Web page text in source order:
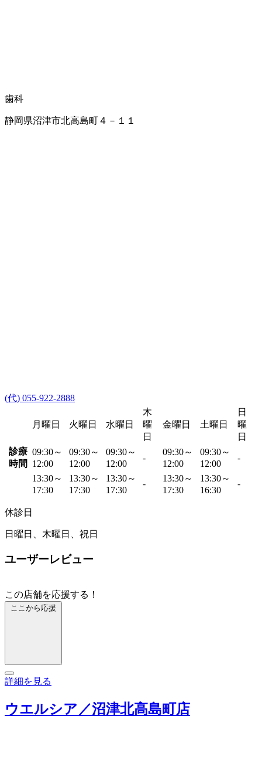
歯科
静岡県沼津市北高島町４－１１
(代) 055-922-2888
月曜日 火曜日 水曜日
木
曜
日
金曜日 土曜日
日
曜
日
診療
時間
09:30～
12:00
09:30～
12:00
09:30～
12:00
-
09:30～
12:00
09:30～
12:00
-
13:30～
17:30
13:30～
17:30
13:30～
17:30
-
13:30～
17:30
13:30～
16:30
-
休診日
日曜日、木曜日、祝日
ユーザーレビュー
この店舗を応援する！
ここから応援
詳細を見る
ウエルシア／沼津北高島町店